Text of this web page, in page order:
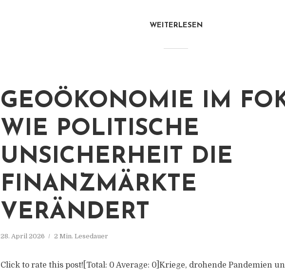
WEITERLESEN
GEOÖKONOMIE IM
WIE POLITISCHE
UNSICHERHEIT DIE
FINANZMÄRKTE
VERÄNDERT
28. April 2026 2 Min. Lesedauer
Click to rate this post![Total: 0 Average: 0]Kriege, drohende Pandemien